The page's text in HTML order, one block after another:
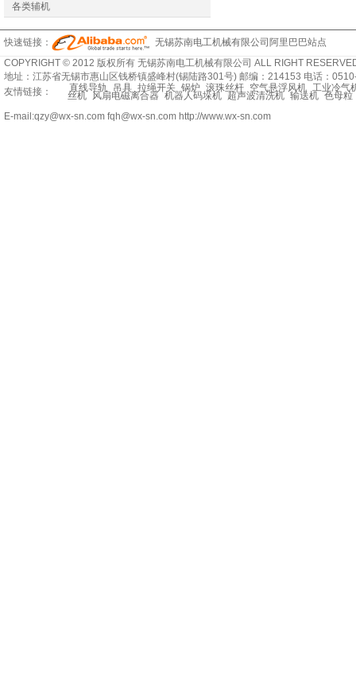
各类辅机
快速链接：
无锡苏南电工机械有限公司阿里巴巴站点
COPYRIGHT © 2012 版权所有 无锡苏南电工机械有限公司 ALL RIGHT
地址：江苏省无锡市惠山区钱桥镇盛峰村(锡陆路301号) 邮编：214153 电话：
友情链接：
直线导轨 吊具 拉绳开关 锅炉 滚珠丝杆 空气悬浮风机 工业冷气
丝机 风扇电磁离合器 机器人码垛机 超声波清洗机 输送机 色母粒
E-mail:qzy@wx-sn.com fqh@wx-sn.com http://www.wx-sn.com